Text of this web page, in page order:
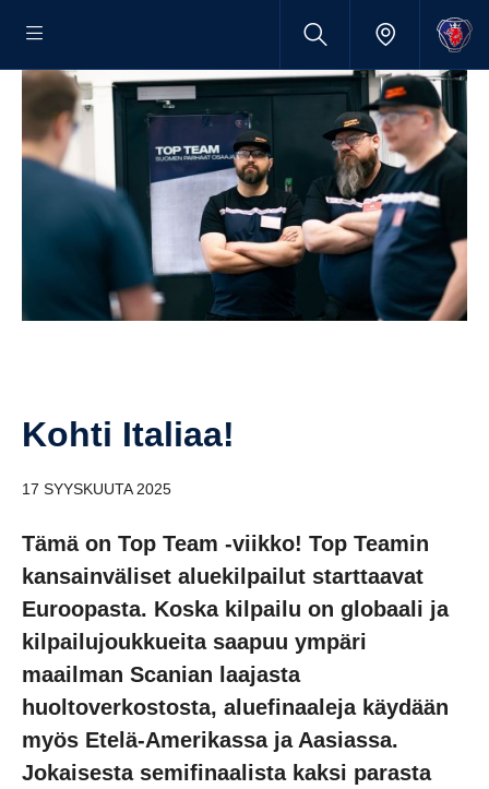
Kohti Italiaa!
17 SYYSKUUTA 2025
Tämä on Top Team -viikko! Top Teamin
kansainväliset aluekilpailut starttaavat
Euroopasta. Koska kilpailu on globaali ja
kilpailujoukkueita saapuu ympäri
maailman Scanian laajasta
huoltoverkostosta, aluefinaaleja käydään
myös Etelä-Amerikassa ja Aasiassa.
Jokaisesta semifinaalista kaksi parasta